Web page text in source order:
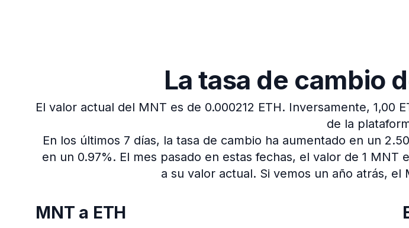
La tasa de cambio
El valor actual del MNT es de 0.000212 ETH. Inversamente, 1,00
de la
En los últimos 7 días, la tasa de cambio ha aumentado en un
en un 0.97%. El mes pasado en estas fechas, el valor de 1
a su valor actual. Si vemos un año atrás, el
MNT a ETH